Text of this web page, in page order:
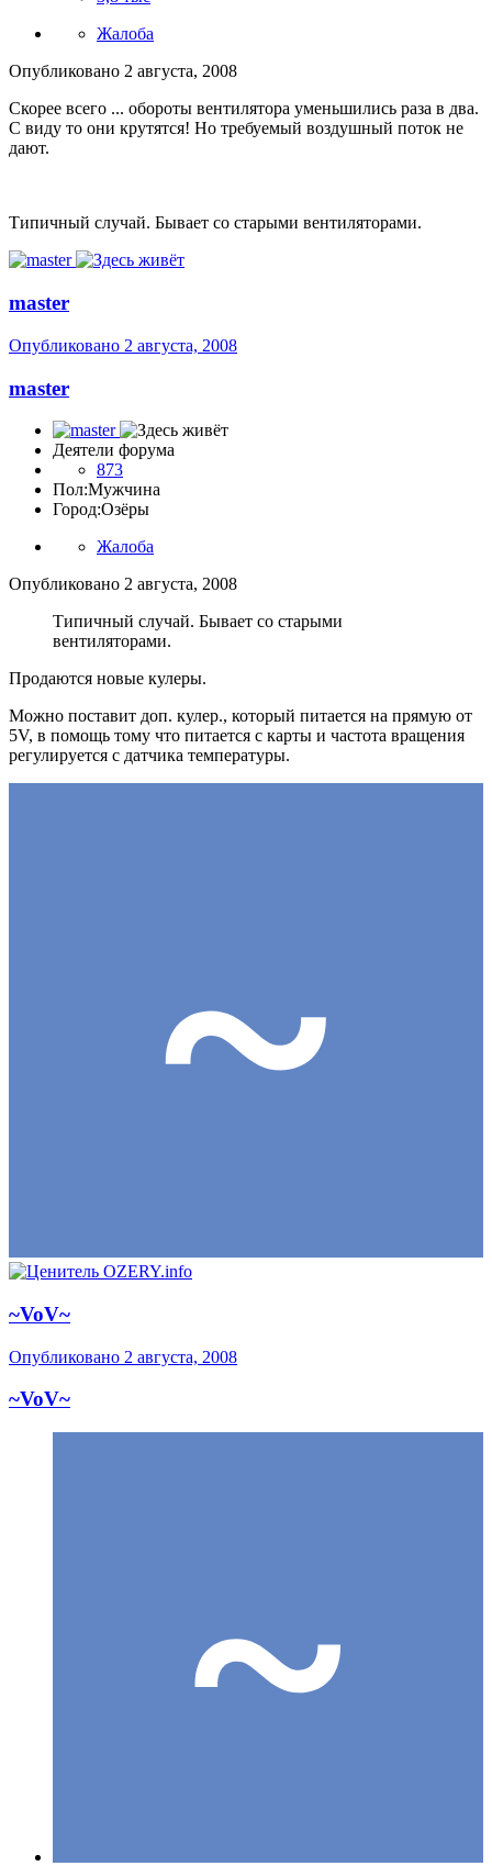
Жалоба
Опубликовано 2 августа, 2008
Скорее всего ... обороты вентилятора уменьшились раза в два.
С виду то они крутятся! Но требуемый воздушный поток не
дают.
Типичный случай. Бывает со старыми вентиляторами.
master
Опубликовано 2 августа, 2008
master
Деятели форума
873
Пол:Мужчина
Город:Озёры
Жалоба
Опубликовано 2 августа, 2008
Типичный случай. Бывает со старыми
вентиляторами.
Продаются новые кулеры.
Можно поставит доп. кулер., который питается на прямую от
5V, в помощь тому что питается с карты и частота вращения
регулируется с датчика температуры.
~VoV~
Опубликовано 2 августа, 2008
~VoV~